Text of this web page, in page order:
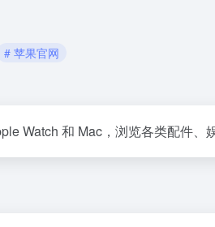
# 苹果官网
Watch 和 Mac，浏览各类配件、